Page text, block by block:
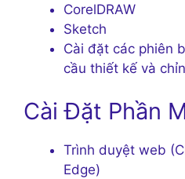
CorelDRAW
Sketch
Cài đặt các phiên
cầu thiết kế và
Cài Đặt Phần
Trình duyệt web
Edge)